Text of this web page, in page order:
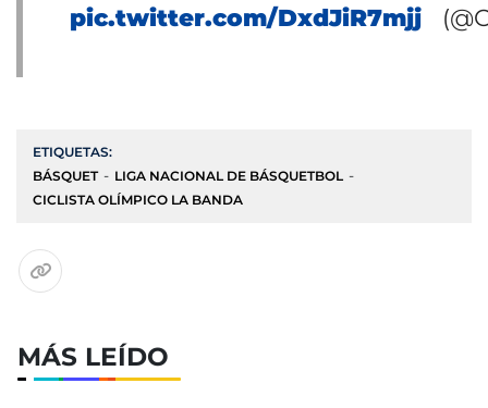
pic.twitter.com/DxdJiR7mjj
ETIQUETAS:
BÁSQUET
LIGA NACIONAL DE BÁSQUETBOL
CICLISTA OLÍMPICO LA BANDA
MÁS LEÍDO